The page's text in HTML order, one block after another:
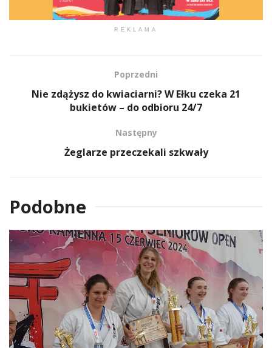
REKLAMA
Poprzedni
Nie zdążysz do kwiaciarni? W Ełku czeka 21
bukietów – do odbioru 24/7
Następny
Żeglarze przeczekali szkwały
Podobne